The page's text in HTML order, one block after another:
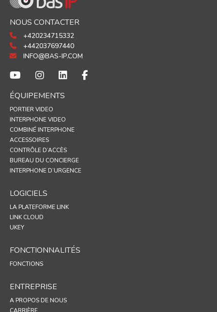
NOUS CONTACTER
+420234715332
+442037697440
INFO@BAS-IP.COM
ÉQUIPEMENTS
PORTIER VIDEO
INTERPHONE VIDEO
COMBINÉ INTERPHONE
ACCESSOIRES
CONTRÔLE D’ACCÈS
BUREAU DU CONCIERGE
INTERPHONE D’URGENCE
LOGICIELS
LA PLATEFORME LINK
LINK CLOUD
UKEY
FONCTIONNALITÉS
FONCTIONS
ENTREPRISE
A PROPOS DE NOUS